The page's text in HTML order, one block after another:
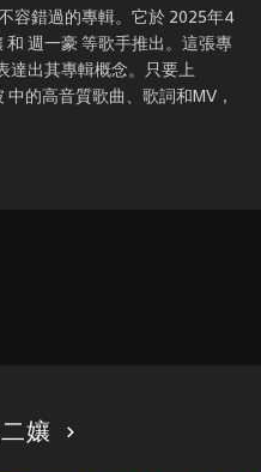
容錯過的專輯。它於 2025年4
週一豪 等歌手推出。這張專
達出其專輯概念。只要上
的高音質歌曲、歌詞和MV，
孃